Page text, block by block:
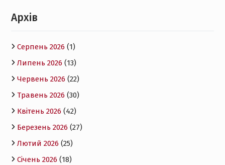
Архів
Серпень 2026(1)
Липень 2026(13)
Червень 2026(22)
Травень 2026(30)
Квітень 2026(42)
Березень 2026(27)
Лютий 2026(25)
Січень 2026(18)